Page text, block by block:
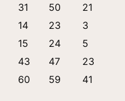
31 50
21
14 23
3
15 24
5
43 47
23
60 59
41